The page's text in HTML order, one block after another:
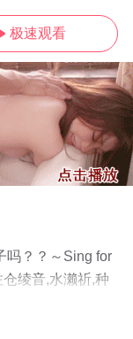
 极速观看
吗？？～Sing for
绫音,水濑祈,种
影，手机免费观